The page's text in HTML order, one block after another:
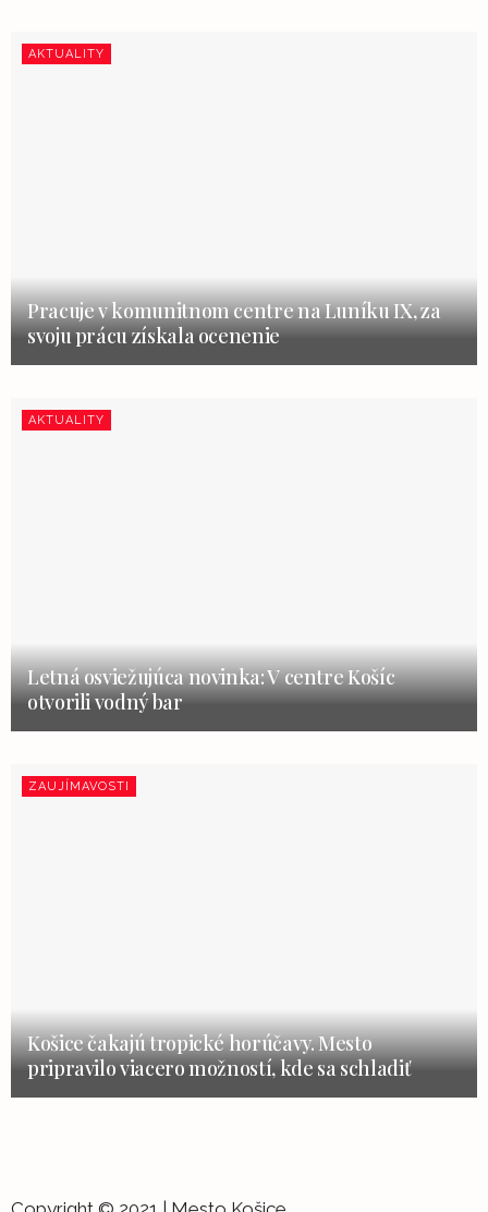
AKTUALITY
Pracuje v komunitnom centre na Luníku IX, za
svoju prácu získala ocenenie
AKTUALITY
Letná osviežujúca novinka: V centre Košíc
otvorili vodný bar
ZAUJÍMAVOSTI
Košice čakajú tropické horúčavy. Mesto
pripravilo viacero možností, kde sa schladiť